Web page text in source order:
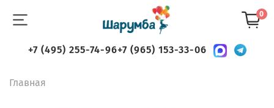
0
+7 (495) 255-74-96+7 (965) 153-33-06
Главная